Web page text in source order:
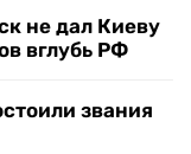
не дал Киеву
вглубь РФ
звания